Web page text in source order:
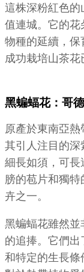
這株深粉紅色的
值連城。它的花
物種的延續，保
成功栽培山茶花
黑蝙蝠花：哥
原產於東南亞熱
其引人注目的深
細長如須，可長
膀的苞片和獨
卉之一。
黑蝙蝠花雖然並
的追捧。它們
和特定的生長條